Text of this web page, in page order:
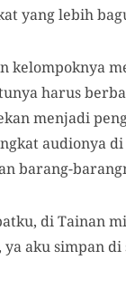
yang lebih
kelompoknya
harus
menjadi
audionya
barang-
di Tainan
aku simpan